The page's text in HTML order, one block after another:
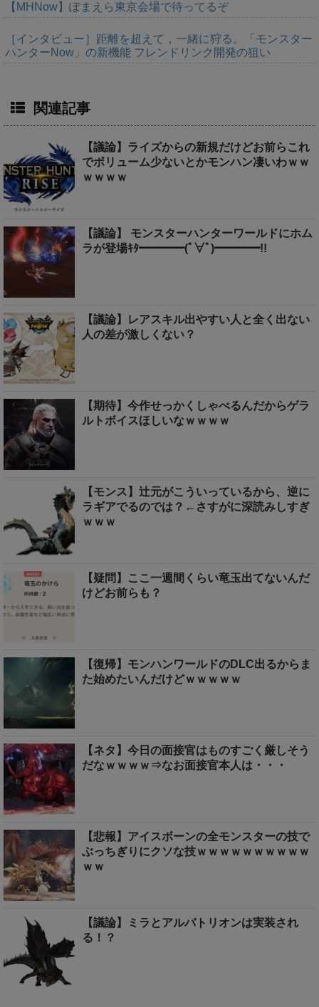
【MHNow】ぽまえら東京会場で待ってるぞ
［インタビュー］距離を超えて，一緒に狩る。「モンスター
ハンターNow」の新機能 フレンドリンク開発の狙い
関連記事
【議論】ライズからの新規だけどお前らこれ
でボリューム少ないとかモンハン凄いわｗｗ
ｗｗｗｗ
【議論】 モンスターハンターワールドにホム
ラが登場ｷﾀ━━━━(ﾟ∀ﾟ)━━━━!!
【議論】レアスキル出やすい人と全く出ない
人の差が激しくない？
【期待】今作せっかくしゃべるんだからゲラ
ルトボイスほしいなｗｗｗｗ
【モンス】辻元がこういっているから、逆に
ラギアでるのでは？←さすがに深読みしすぎ
ｗｗｗ
【疑問】ここ一週間くらい竜玉出てないんだ
けどお前らも？
【復帰】モンハンワールドのDLC出るからま
た始めたいんだけどｗｗｗｗｗ
【ネタ】今日の面接官はものすごく厳しそう
だなｗｗｗｗ⇒なお面接官本人は・・・
【悲報】アイスボーンの全モンスターの技で
ぶっちぎりにクソな技ｗｗｗｗｗｗｗｗｗｗ
ｗｗ
【議論】ミラとアルバトリオンは実装され
る！？